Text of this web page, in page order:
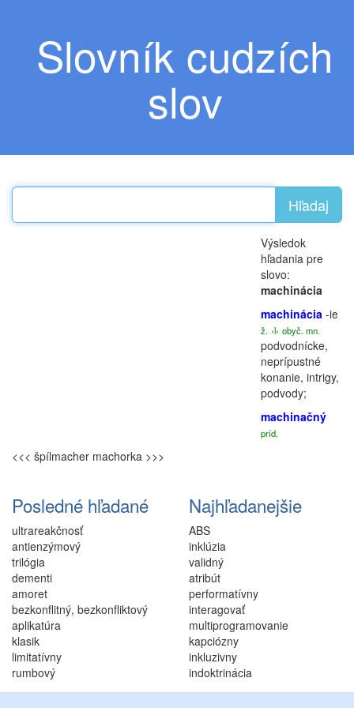
Slovník cudzích
slov
Hľadaj
Výsledok
hľadania pre
slovo:
machinácia
machinácia -ie
ž. ‹l› obyč. mn.
podvodnícke,
neprípustné
konanie, intrigy,
podvody;
machinačný
príd.
<<< špílmacher machorka >>>
Posledné hľadané
ultrareakčnosť
antienzýmový
trilógia
dementi
amoret
bezkonflitný, bezkonfliktový
aplikatúra
klasik
limitatívny
rumbový
Najhľadanejšie
ABS
inklúzia
validný
atribút
performatívny
interagovať
multiprogramovanie
kapciózny
inkluzivny
indoktrinácia